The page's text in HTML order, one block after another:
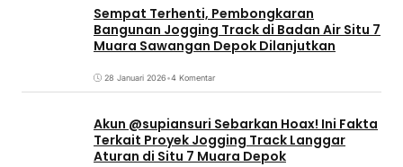
Sempat Terhenti, Pembongkaran
Bangunan Jogging Track di Badan Air Situ 7
Muara Sawangan Depok Dilanjutkan
28 Januari 2026•4 Komentar
Akun @supiansuri Sebarkan Hoax! Ini Fakta
Terkait Proyek Jogging Track Langgar
Aturan di Situ 7 Muara Depok